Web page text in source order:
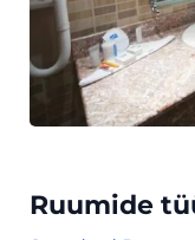
Ruumide